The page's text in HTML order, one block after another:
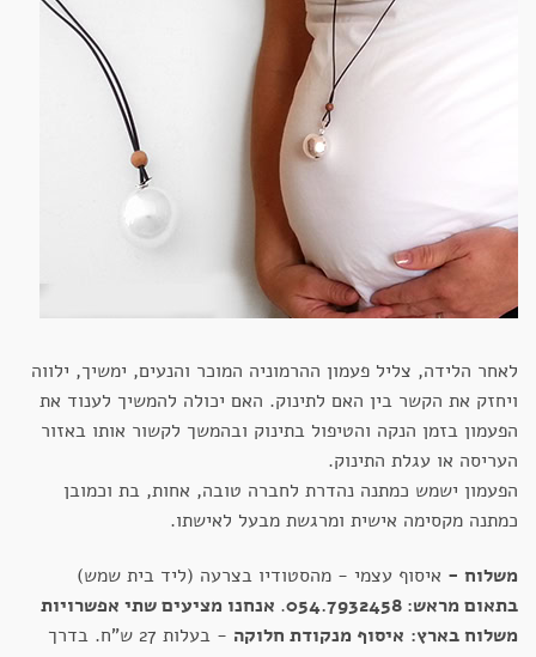
לאחר הלידה, צליל פעמון ההרמוניה המוכר והנעים, ימשיך, ילווה
ויחזק את הקשר בין האם לתינוק. האם יכולה להמשיך לענוד את
הפעמון בזמן הנקה והטיפול בתינוק ובהמשך לקשור אותו באזור
העריסה או עגלת התינוק.
הפעמון ישמש כמתנה נהדרת לחברה טובה, אחות, בת וכמובן
כמתנה מקסימה אישית ומרגשת מבעל לאישתו.
משלוח - איסוף עצמי - מהסטודיו בצרעה (ליד בית שמש)
בתאום מראש: 054.7932458
. אנחנו מציעים שתי אפשרויות
משלוח בארץ: איסוף מנקודת חלוקה
- בעלות 27 ש"ח. בדרך